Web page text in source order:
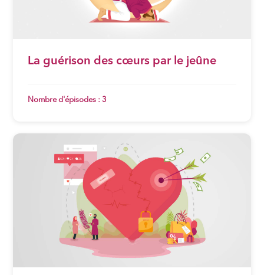
La guérison des cœurs par le jeûne
Nombre d'épisodes : 3